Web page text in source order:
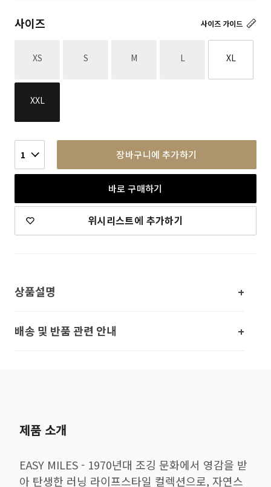
사이즈 가이드
사이즈
XS재고없음 S재고없음 M L XL
XXL
1 장바구니에 추가하기
바로 구매하기
위시리스트에 추가하기
상품설명
배송 및 반품 관련 안내
제품 소개
EASY MILES - 1970년대 조깅 문화에서 영감을 받
아 탄생한 러닝 라이프스타일 컬렉션으로, 자연스